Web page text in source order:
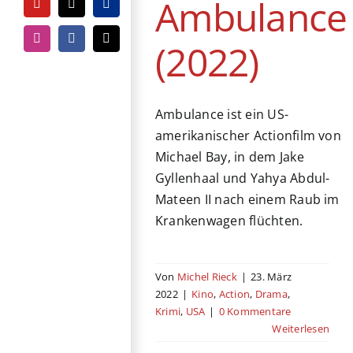
YouTubeTiktokPayPal
InstagramFacebook
E-
Mail
Ambulance
(2022)
Ambulance ist ein US-
amerikanischer Actionfilm von
Michael Bay, in dem Jake
Gyllenhaal und Yahya Abdul-
Mateen II nach einem Raub im
Krankenwagen flüchten.
Von Michel Rieck | 23. März
2022 | Kino, Action, Drama,
Krimi, USA | 0 Kommentare
Weiterlesen